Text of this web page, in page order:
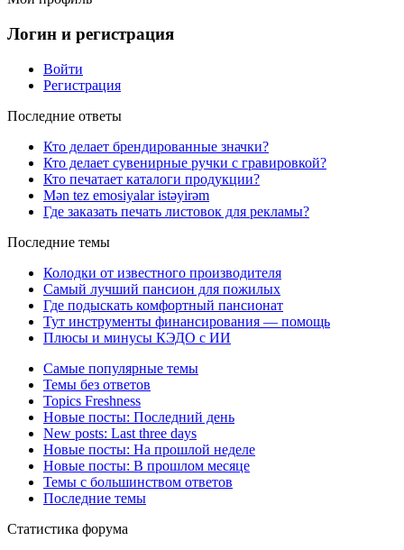
Логин и регистрация
Войти
Регистрация
Последние ответы
Кто делает брендированные значки?
Кто делает сувенирные ручки с гравировкой?
Кто печатает каталоги продукции?
Mən tez emosiyalar istəyirəm
Где заказать печать листовок для рекламы?
Последние темы
Колодки от известного производителя
Самый лучший пансион для пожилых
Где подыскать комфортный пансионат
Тут инструменты финансирования — помощь
Плюсы и минусы КЭДО с ИИ
Самые популярные темы
Темы без ответов
Topics Freshness
Новые посты: Последний день
New posts: Last three days
Новые посты: На прошлой неделе
Новые посты: В прошлом месяце
Темы с большинством ответов
Последние темы
Статистика форума